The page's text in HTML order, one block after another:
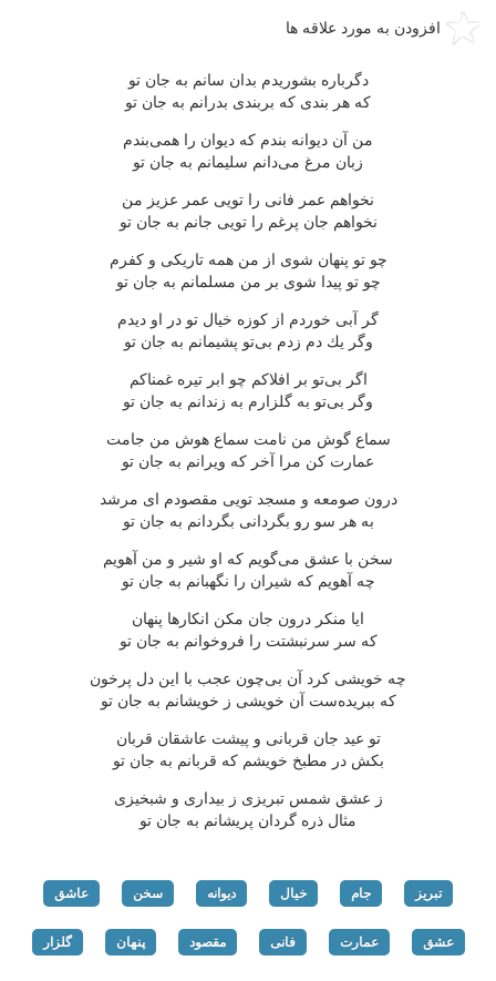
افزودن به مورد علاقه ها
دگرباره بشوریدم بدان سانم به جان تو
كه هر بندی كه بربندی بدرانم به جان تو
من آن دیوانه بندم كه دیوان را همی‌بندم
زبان مرغ می‌دانم سلیمانم به جان تو
نخواهم عمر فانی را تویی عمر عزیز من
نخواهم جان پرغم را تویی جانم به جان تو
چو تو پنهان شوی از من همه تاریكی و كفرم
چو تو پیدا شوی بر من مسلمانم به جان تو
گر آبی خوردم از كوزه خیال تو در او دیدم
وگر یك دم زدم بی‌تو پشیمانم به جان تو
اگر بی‌تو بر افلاكم چو ابر تیره غمناكم
وگر بی‌تو به گلزارم به زندانم به جان تو
سماع گوش من نامت سماع هوش من جامت
عمارت كن مرا آخر كه ویرانم به جان تو
درون صومعه و مسجد تویی مقصودم ای مرشد
به هر سو رو بگردانی بگردانم به جان تو
سخن با عشق می‌گویم كه او شیر و من آهویم
چه آهویم كه شیران را نگهبانم به جان تو
ایا منكر درون جان مكن انكارها پنهان
كه سر سرنبشتت را فروخوانم به جان تو
چه خویشی كرد آن بی‌چون عجب با این دل پرخون
كه ببریده‌ست آن خویشی ز خویشانم به جان تو
تو عید جان قربانی و پیشت عاشقان قربان
بكش در مطبخ خویشم كه قربانم به جان تو
ز عشق شمس تبریزی ز بیداری و شبخیزی
مثال ذره گردان پریشانم به جان تو
تبریز جام خیال دیوانه سخن عاشق
عشق عمارت فانی مقصود پنهان گلزار